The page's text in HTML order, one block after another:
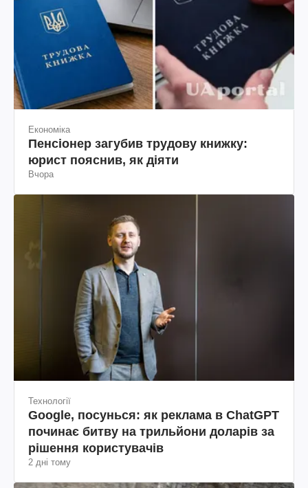
Економіка
Пенсіонер загубив трудову книжку:
юрист пояснив, як діяти
Вчора
Технології
Google, посунься: як реклама в ChatGPT
починає битву на трильйони доларів за
рішення користувачів
2 дні тому